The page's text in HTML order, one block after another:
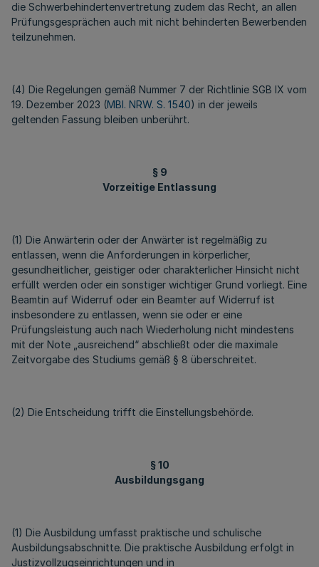
die Schwerbehindertenvertretung zudem das Recht, an allen
Prüfungsgesprächen auch mit nicht behinderten Bewerbenden
teilzunehmen.
(4) Die Regelungen gemäß Nummer 7 der Richtlinie SGB IX vom
19. Dezember 2023 (MBl. NRW. S. 1540) in der jeweils
geltenden Fassung bleiben unberührt.
§ 9
Vorzeitige Entlassung
(1) Die Anwärterin oder der Anwärter ist regelmäßig zu
entlassen, wenn die Anforderungen in körperlicher,
gesundheitlicher, geistiger oder charakterlicher Hinsicht nicht
erfüllt werden oder ein sonstiger wichtiger Grund vorliegt. Eine
Beamtin auf Widerruf oder ein Beamter auf Widerruf ist
insbesondere zu entlassen, wenn sie oder er eine
Prüfungsleistung auch nach Wiederholung nicht mindestens
mit der Note „ausreichend“ abschließt oder die maximale
Zeitvorgabe des Studiums gemäß § 8 überschreitet.
(2) Die Entscheidung trifft die Einstellungsbehörde.
§ 10
Ausbildungsgang
(1) Die Ausbildung umfasst praktische und schulische
Ausbildungsabschnitte. Die praktische Ausbildung erfolgt in
Justizvollzugseinrichtungen und in